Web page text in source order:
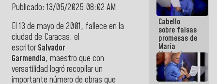
Publicado: 13/05/2025 08:02 AM
El 13 de mayo de 2001, fallece en la
ciudad de Caracas, el
escritorSalvador
Garmendia, maestro que con
versatilidad logró recopilar un
importante número de obras que
organización
política más
sólida de
Venezuela
Cabello
sobre falsas
promesas de
María
Machado:
¿Quién le
puede creer?
¿Y la gente